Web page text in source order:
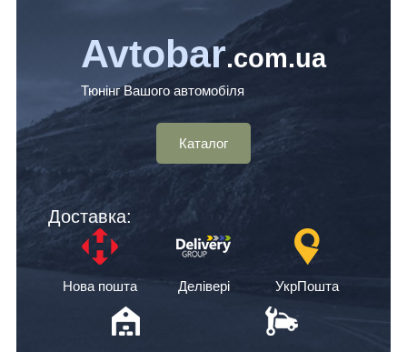
Avtobar.com.ua
Тюнінг Вашого автомобіля
Каталог
Доставка:
Нова пошта Делівері УкрПошта